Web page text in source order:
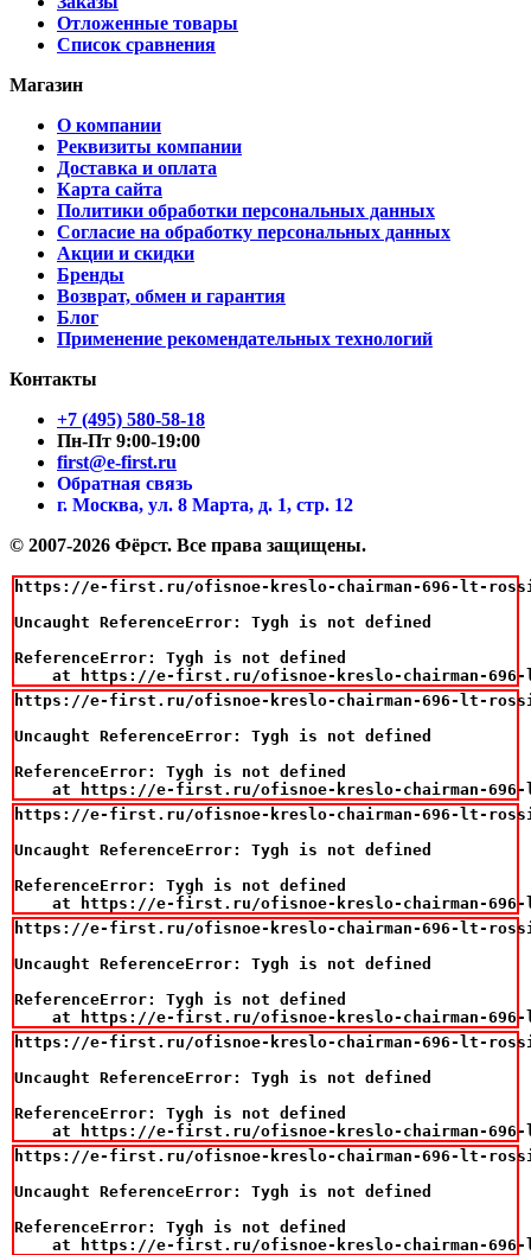
Отложенные товары
Список сравнения
Магазин
О компании
Реквизиты компании
Доставка и оплата
Карта сайта
Политики обработки персональных данных
Согласие на обработку персональных данных
Акции и скидки
Бренды
Возврат, обмен и гарантия
Блог
Применение рекомендательных технологий
Контакты
+7 (495) 580-58-18
Пн-Пт 9:00-19:00
first@e-first.ru
Обратная связь
г. Москва, ул. 8 Марта, д. 1, стр. 12
© 2007-2026 Фёрст. Все права защищены.
https://e-first.ru/ofisnoe-kreslo-chairman-696-lt-
Uncaught ReferenceError: Tygh is not defined
ReferenceError: Tygh is not defined
at https://e-first.ru/ofisnoe-kreslo-chairman-
https://e-first.ru/ofisnoe-kreslo-chairman-696-lt-
Uncaught ReferenceError: Tygh is not defined
ReferenceError: Tygh is not defined
at https://e-first.ru/ofisnoe-kreslo-chairman-
https://e-first.ru/ofisnoe-kreslo-chairman-696-lt-
Uncaught ReferenceError: Tygh is not defined
ReferenceError: Tygh is not defined
at https://e-first.ru/ofisnoe-kreslo-chairman-
https://e-first.ru/ofisnoe-kreslo-chairman-696-lt-
Uncaught ReferenceError: Tygh is not defined
ReferenceError: Tygh is not defined
at https://e-first.ru/ofisnoe-kreslo-chairman-
https://e-first.ru/ofisnoe-kreslo-chairman-696-lt-
Uncaught ReferenceError: Tygh is not defined
ReferenceError: Tygh is not defined
at https://e-first.ru/ofisnoe-kreslo-chairman-
https://e-first.ru/ofisnoe-kreslo-chairman-696-lt-
Uncaught ReferenceError: Tygh is not defined
ReferenceError: Tygh is not defined
at https://e-first.ru/ofisnoe-kreslo-chairman-